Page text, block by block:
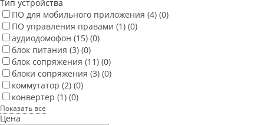
Тип устройства
ПО для мобильного приложения (4) (0)
ПО управления правами (1) (0)
аудиодомофон (15) (0)
блок питания (3) (0)
блок сопряжения (11) (0)
блоки сопряжения (3) (0)
коммутатор (2) (0)
конвертер (1) (0)
Показать все
Цена